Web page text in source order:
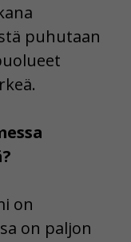
puhutaan
on
on paljon